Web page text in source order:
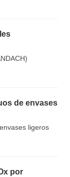
de envases
ligeros
por